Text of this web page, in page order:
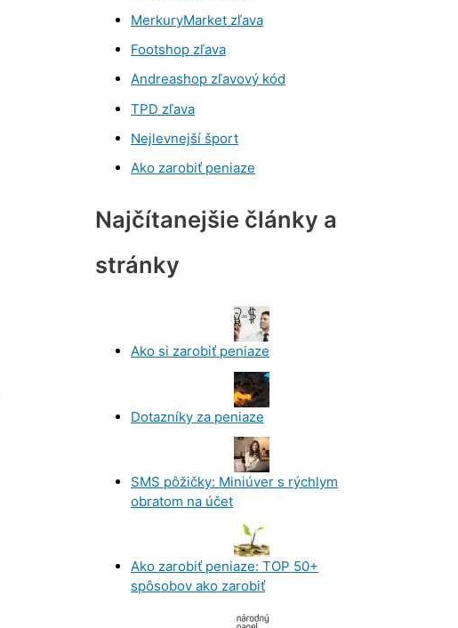
MerkuryMarket zľava
Footshop zľava
Andreashop zľavový kód
TPD zľava
Nejlevnejší šport
Ako zarobiť peniaze
Najčítanejšie články a
stránky
Ako si zarobiť peniaze
Dotazníky za peniaze
SMS pôžičky: Miniúver s rýchlym
obratom na účet
Ako zarobiť peniaze: TOP 50+
spôsobov ako zarobiť